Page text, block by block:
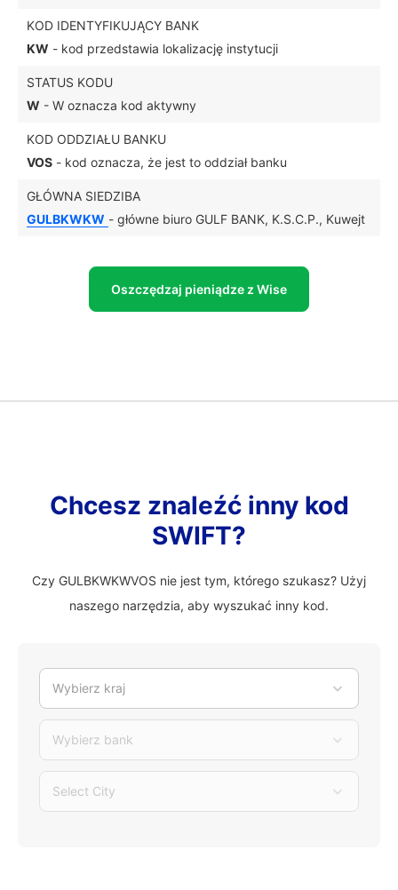
KOD IDENTYFIKUJĄCY BANK
KW - kod przedstawia lokalizację instytucji
STATUS KODU
W - W oznacza kod aktywny
KOD ODDZIAŁU BANKU
VOS - kod oznacza, że jest to oddział banku
GŁÓWNA SIEDZIBA
GULBKWKW - główne biuro GULF BANK, K.S.C.P., Kuwejt
Oszczędzaj pieniądze z Wise
Chcesz znaleźć inny kod
SWIFT?
Czy GULBKWKWVOS nie jest tym, którego szukasz? Użyj
naszego narzędzia, aby wyszukać inny kod.
Wybierz kraj
Wybierz bank
Select City